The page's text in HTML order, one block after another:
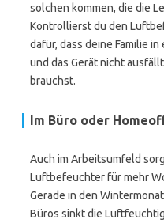
solchen kommen, die die
Kontrollierst du den
dafür, dass deine Familie
und das Gerät nicht
brauchst.
Im Büro oder
Auch im Arbeitsumfeld
Luftbefeuchter für mehr
Gerade in den
Büros sinkt die